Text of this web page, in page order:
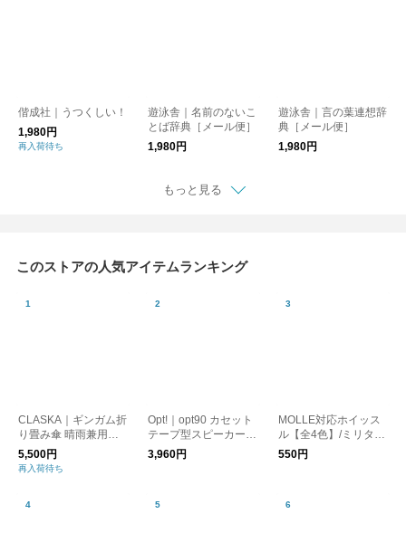
偕成社｜うつくしい！
1,980円
再入荷待ち
遊泳舎｜名前のないこ
とば辞典［メール便］
1,980円
遊泳舎｜言の葉連想辞
典［メール便］
1,980円
もっと見る
このストアの人気アイテムランキング
CLASKA｜ギンガム折
り畳み傘 晴雨兼用
（遮光）
5,500円
再入荷待ち
Opt!｜opt90 カセット
テープ型スピーカー/B
luetooth
3,960円
MOLLE対応ホイッス
ル【全4色】/ミリタリ
ー 笛 防災
550円